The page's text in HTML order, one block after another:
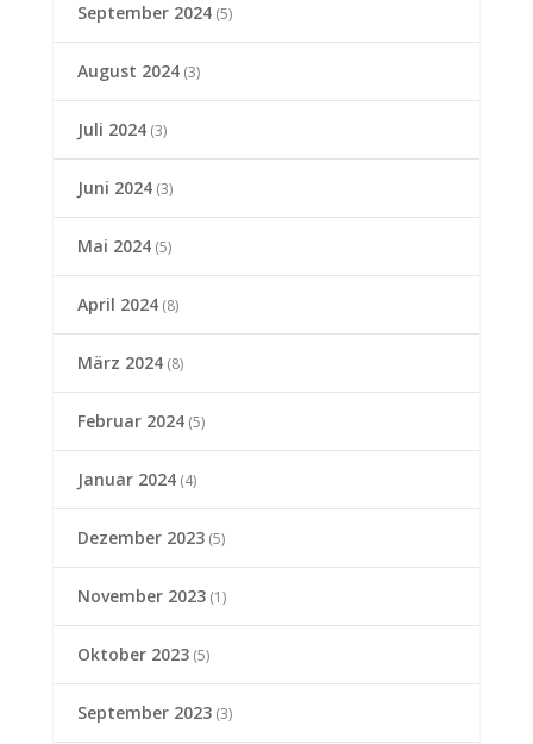
September 2024(5)
August 2024(3)
Juli 2024(3)
Juni 2024(3)
Mai 2024(5)
April 2024(8)
März 2024(8)
Februar 2024(5)
Januar 2024(4)
Dezember 2023(5)
November 2023(1)
Oktober 2023(5)
September 2023(3)